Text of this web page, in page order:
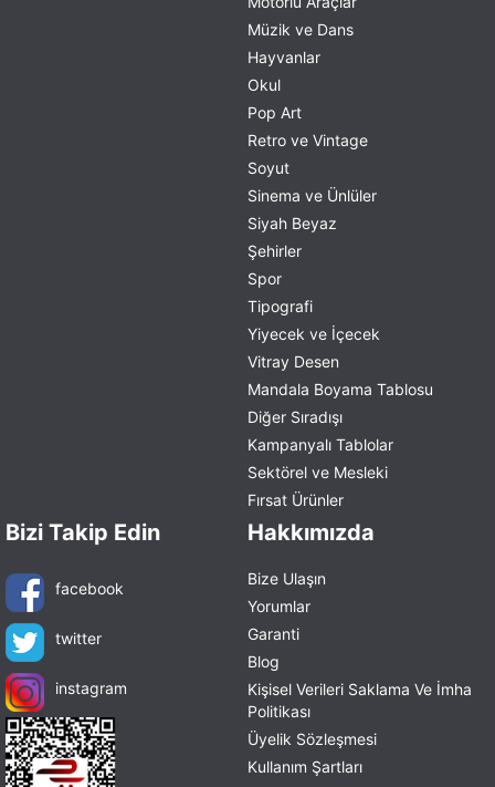
Müzik ve Dans
Hayvanlar
Okul
Pop Art
Retro ve Vintage
Soyut
Sinema ve Ünlüler
Siyah Beyaz
Şehirler
Spor
Tipografi
Yiyecek ve İçecek
Vitray Desen
Mandala Boyama Tablosu
Diğer Sıradışı
Kampanyalı Tablolar
Sektörel ve Mesleki
Fırsat Ürünler
Bizi Takip Edin
facebook
twitter
instagram
Hakkımızda
Bize Ulaşın
Yorumlar
Garanti
Blog
Kişisel Verileri Saklama Ve İmha
Politikası
Üyelik Sözleşmesi
Kullanım Şartları